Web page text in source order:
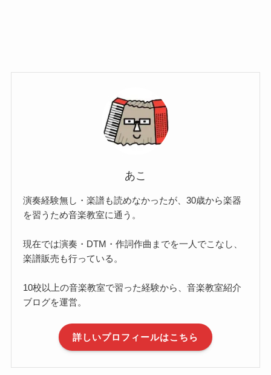
あこ
演奏経験無し・楽譜も読めなかったが、30歳から楽器
を習うため音楽教室に通う。
現在では演奏・DTM・作詞作曲までを一人でこなし、
楽譜販売も行っている。
10校以上の音楽教室で習った経験から、音楽教室紹介
ブログを運営。
詳しいプロフィールはこちら